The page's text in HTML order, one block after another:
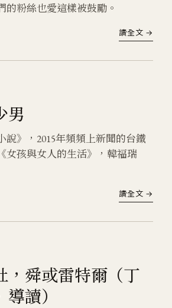
的粉絲也愛這樣被鼓勵。
讀全文 →
男
說》，2015年頻頻上新聞的台鐵
女孩與女人的生活》，韓福瑞
讀全文 →
，舜或雷特爾（丁
讀）